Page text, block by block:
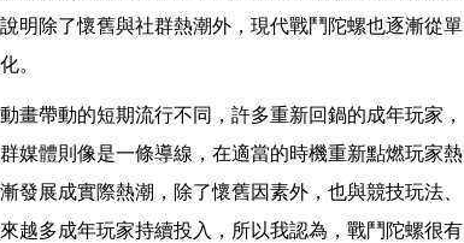
明除了懷舊與社群熱潮外，現代戰鬥陀螺也逐漸從單
。
畫帶動的短期流行不同，許多重新回鍋的成年玩家，
媒體則像是一條導線，在適當的時機重新點燃玩家熱
發展成實際熱潮，除了懷舊因素外，也與競技玩法、
越多成年玩家持續投入，所以我認為，戰鬥陀螺很有